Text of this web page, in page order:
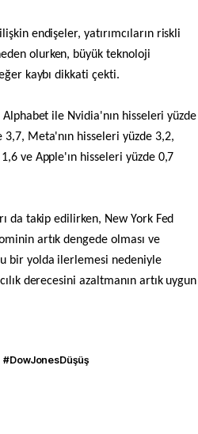
endişeler, yatırımcıların riskli
olurken, büyük teknoloji
kaybı dikkati çekti.
Alphabet ile Nvidia'nın hisseleri yüzde
Meta'nın hisseleri yüzde 3,2,
ve Apple'ın hisseleri yüzde 0,7
da takip edilirken, New York Fed
artık dengede olması ve
bir yolda ilerlemesi nedeniyle
derecesini azaltmanın artık uygun
#DowJonesDüşüş